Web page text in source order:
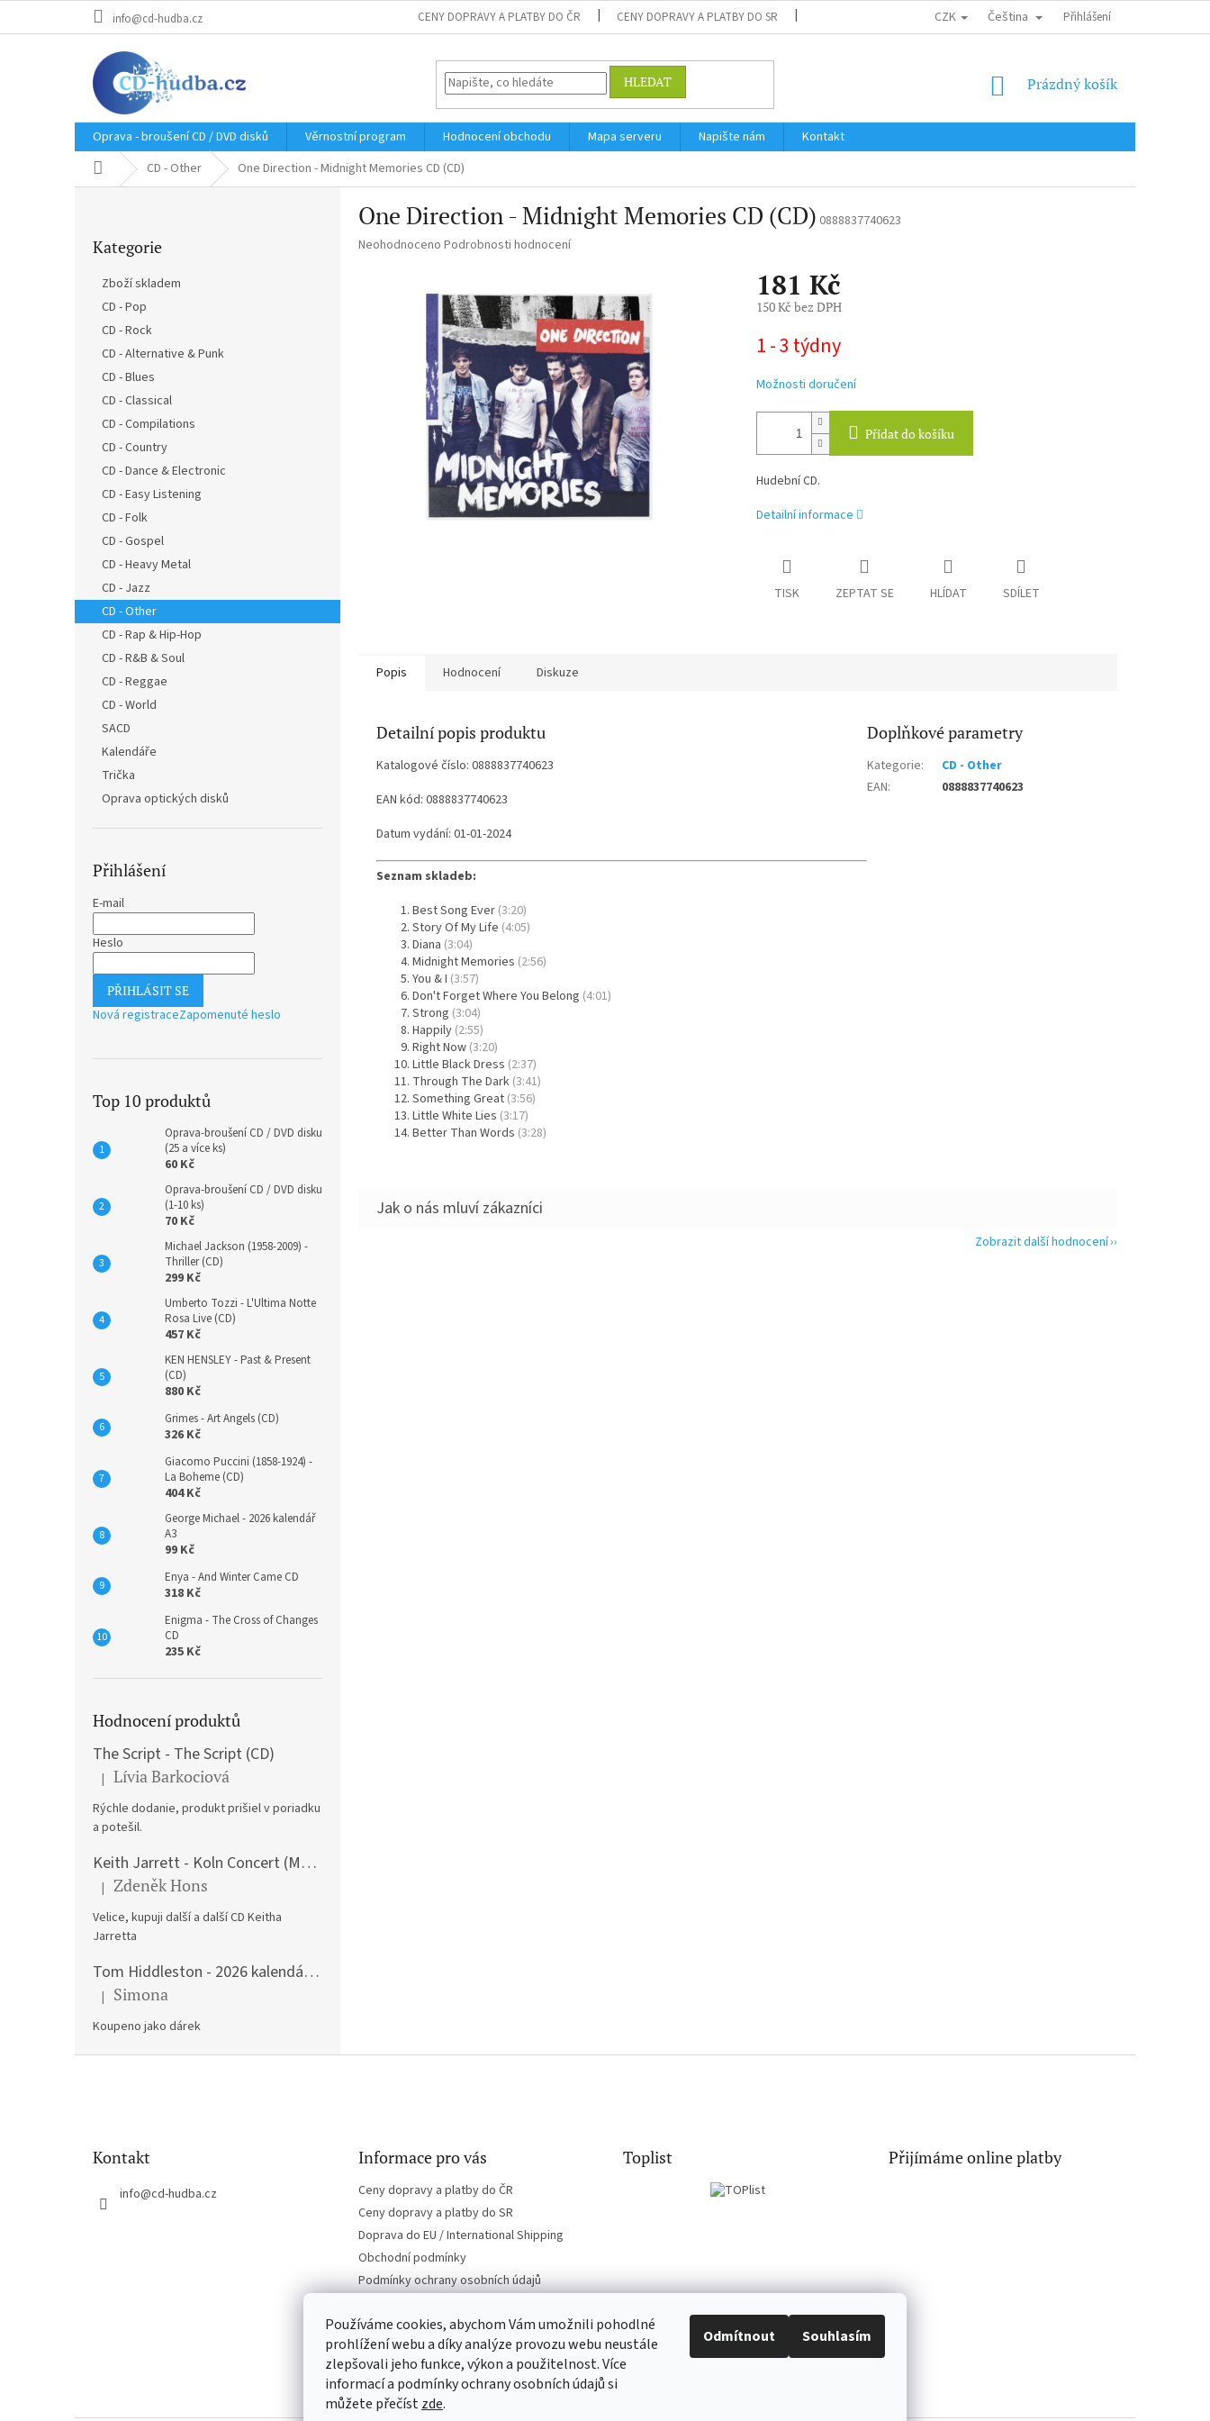
Používáme cookies, abychom Vám umožnili pohodlné
prohlížení webu a díky analýze provozu webu neustále
zlepšovali jeho funkce, výkon a použitelnost. Více
informací a podmínky ochrany osobních údajů si
můžete přečístzde.
Odmítnout Souhlasím
info@cd-hudba.cz CENY DOPRAVY A PLATBY DO ČR CENY DOPRAVY A PLATBY DO SR DOPRAVA DO EU / INTERNATIONAL SHIPPING OBCHODNÍ PODMÍNKY
CZK Čeština Přihlášení
HLEDAT
NÁKUPNÍ
Prázdný košík
Oprava - broušení CD / DVD disků Věrnostní program Hodnocení obchodu Mapa serveru Napište nám
Kontakt
Domů CD - Other One Direction - Midnight Memories CD (CD)
kategorie
Kategorie
Zboží skladem
CD - Pop
CD - Rock
CD - Alternative & Punk
CD - Blues
CD - Classical
CD - Compilations
CD - Country
CD - Dance & Electronic
CD - Easy Listening
CD - Folk
CD - Gospel
CD - Heavy Metal
CD - Jazz
CD - Other
CD - Rap & Hip-Hop
CD - R&B & Soul
CD - Reggae
CD - World
SACD
Kalendáře
Trička
Oprava optických disků
Přihlášení
E-mail
Heslo
PŘIHLÁSIT SE
Nová registraceZapomenuté heslo
Top 10 produktů
Oprava-broušení CD / DVD disku
(25 a více ks)
60 Kč
Oprava-broušení CD / DVD disku
(1-10 ks)
70 Kč
Michael Jackson (1958-2009) -
Thriller (CD)
299 Kč
Umberto Tozzi - L'Ultima Notte
Rosa Live (CD)
457 Kč
KEN HENSLEY - Past & Present
(CD)
880 Kč
Grimes - Art Angels (CD)
326 Kč
Giacomo Puccini (1858-1924) -
La Boheme (CD)
404 Kč
George Michael - 2026 kalendář
A3
99 Kč
Enya - And Winter Came CD
318 Kč
Enigma - The Cross of Changes
CD
235 Kč
Hodnocení produktů
The Script - The Script (CD)
Hodnocení produktu je 5 z 5 hvězdiček.
| Lívia Barkociová
Rýchle dodanie, produkt prišiel v poriadku
a potešil.
Keith Jarrett - Koln Concert (Music CD)
Hodnocení produktu je 5 z 5 hvězdiček.
| Zdeněk Hons
Velice, kupuji další a další CD Keitha
Jarretta
Tom Hiddleston - 2026 kalendář A3
Hodnocení produktu je 5 z 5 hvězdiček.
| Simona
Koupeno jako dárek
One Direction - Midnight Memories CD (CD) 0888837740623
Průměrné
Neohodnoceno Podrobnosti hodnocení
181 Kč
150 Kč bez DPH
cena:
1 - 3 týdny
Možnosti doručení
Přidat do košíku
Hudební CD.
Detailní informace
TISK ZEPTAT SE HLÍDAT SDÍLET
Popis Hodnocení Diskuze
Detailní popis produktu
Katalogové číslo: 0888837740623
EAN kód: 0888837740623
Datum vydání: 01-01-2024
Seznam skladeb:
Best Song Ever (3:20)
Story Of My Life (4:05)
Diana (3:04)
Midnight Memories (2:56)
You & I (3:57)
Don't Forget Where You Belong (4:01)
Strong (3:04)
Happily (2:55)
Right Now (3:20)
Little Black Dress (2:37)
Through The Dark (3:41)
Something Great (3:56)
Little White Lies (3:17)
Better Than Words (3:28)
Doplňkové parametry
Kategorie:
CD - Other
EAN: 0888837740623
Zobrazit další hodnocení
Kontakt
info@cd-hudba.cz
Informace pro vás
Ceny dopravy a platby do ČR
Ceny dopravy a platby do SR
Doprava do EU / International Shipping
Obchodní podmínky
Podmínky ochrany osobních údajů
Toplist Přijímáme online platby
EN-filmy.cz CD-Soundtrack.cz